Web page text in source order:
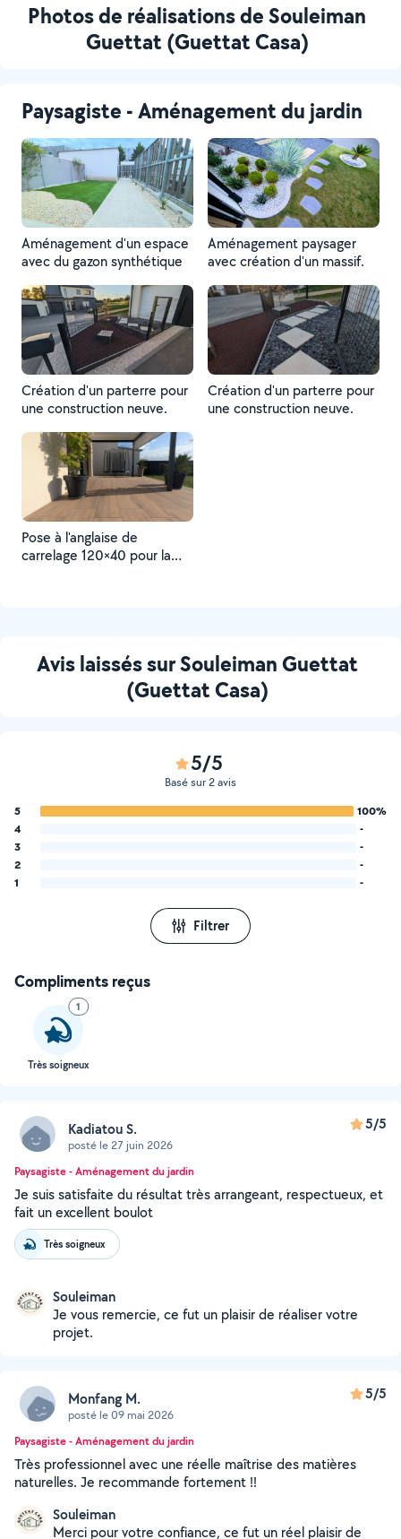
Photos de réalisations de Souleiman
Guettat (Guettat Casa)
Paysagiste - Aménagement du jardin
Aménagement d'un espace
avec du gazon synthétique
Aménagement paysager
avec création d'un massif.
Création d'un parterre pour
une construction neuve.
Création d'un parterre pour
une construction neuve.
Pose à l'anglaise de
carrelage 120×40 pour la
Avis laissés sur Souleiman Guettat
(Guettat Casa)
5/5
Basé sur 2 avis
5
100%
4
-
3
-
2
-
1
-
Filtrer
Compliments reçus
1
Très soigneux
Kadiatou S.
posté le 27 juin 2026
5/5
Paysagiste - Aménagement du jardin
Je suis satisfaite du résultat très arrangeant, respectueux, et
fait un excellent boulot
Très soigneux
Souleiman
Je vous remercie, ce fut un plaisir de réaliser votre
projet.
Monfang M.
posté le 09 mai 2026
5/5
Paysagiste - Aménagement du jardin
Très professionnel avec une réelle maîtrise des matières
naturelles. Je recommande fortement !!
Souleiman
Merci pour votre confiance, ce fut un réel plaisir de